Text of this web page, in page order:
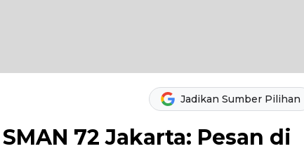
Jadikan Sumber Pilihan
72 Jakarta: Pesan di